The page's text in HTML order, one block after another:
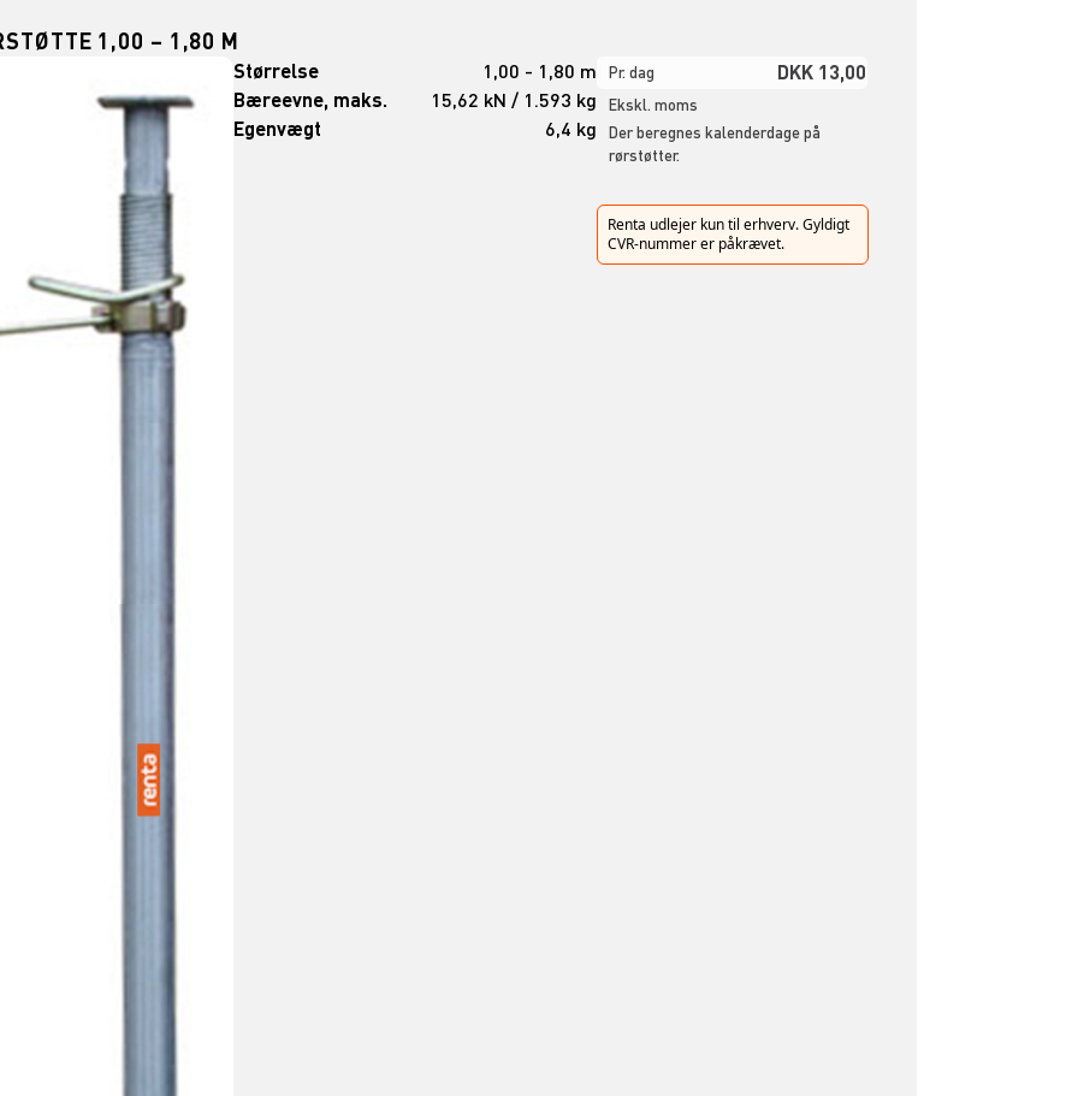
1,00 – 1,80 M
Størrelse
1,00 - 1,80 m
Bæreevne, maks.
15,62 kN / 1.593 kg
Egenvægt
6,4 kg
Pr. dag DKK 13,00
Ekskl. moms
Der beregnes kalenderdage på
rørstøtter.
Renta udlejer kun til erhverv. Gyldigt
CVR-nummer er påkrævet.